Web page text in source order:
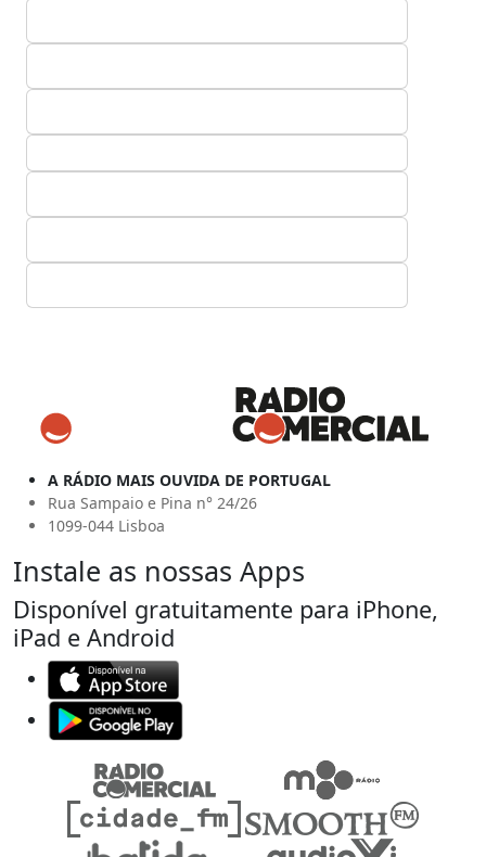
A RÁDIO MAIS OUVIDA DE PORTUGAL
Rua Sampaio e Pina n° 24/26
1099-044 Lisboa
Instale as nossas Apps
Disponível gratuitamente para iPhone,
iPad e Android